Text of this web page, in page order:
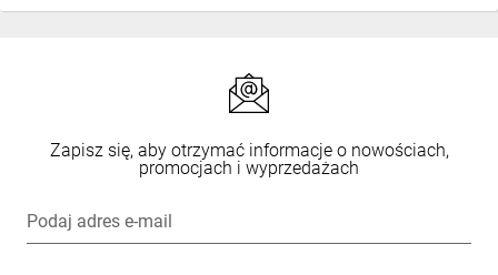
Zapisz się, aby otrzymać informacje o nowościach,
promocjach i wyprzedażach
Podaj adres e-mail